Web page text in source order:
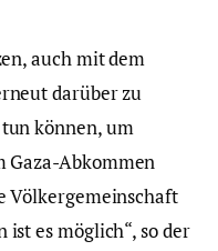
auch mit dem
darüber zu
können, um
Gaza-Abkommen
Völkergemeinschaft
es möglich“, so der